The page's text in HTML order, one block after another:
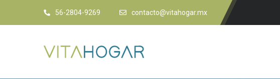
56-2804-9269 contacto@vitahogar.mx